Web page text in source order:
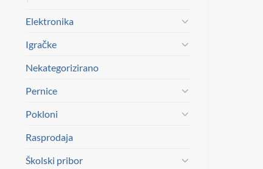
Elektronika
Igračke
Nekategorizirano
Pernice
Pokloni
Rasprodaja
Školski pribor